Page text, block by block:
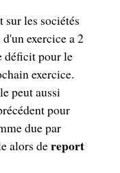
les sociétés
exercice a 2
déficit pour le
exercice.
peut aussi
pour
due par
alors dereport